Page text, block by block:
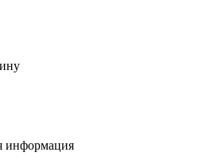
информация